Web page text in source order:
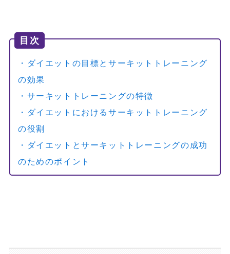
目次
・ダイエットの目標とサーキットトレーニング
の効果
・サーキットトレーニングの特徴
・ダイエットにおけるサーキットトレーニング
の役割
・ダイエットとサーキットトレーニングの成功
のためのポイント